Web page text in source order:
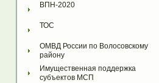
ВПН-2020
ТОС
ОМВД России по Волосовскому
району
Имущественная поддержка
субъектов МСП